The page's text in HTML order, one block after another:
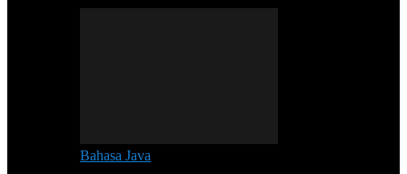
Bahasa Java